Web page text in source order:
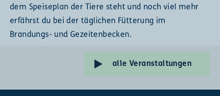
dem Speiseplan der Tiere steht und noch viel mehr
erfährst du bei der täglichen Fütterung im
Brandungs- und Gezeitenbecken.
alle Veranstaltungen